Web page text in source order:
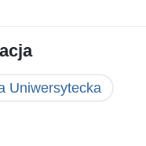
Uniwersytecka